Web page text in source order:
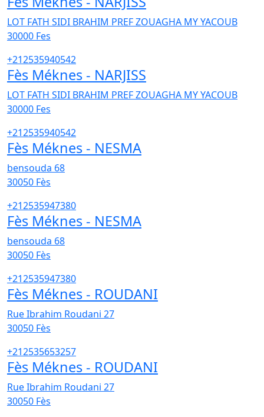
LOT FATH SIDI BRAHIM PREF ZOUAGHA MY YACOUB
30000 Fes
+212535940542
Fès Méknes - NARJISS
LOT FATH SIDI BRAHIM PREF ZOUAGHA MY YACOUB
30000 Fes
+212535940542
Fès Méknes - NESMA
bensouda 68
30050 Fès
+212535947380
Fès Méknes - NESMA
bensouda 68
30050 Fès
+212535947380
Fès Méknes - ROUDANI
Rue Ibrahim Roudani 27
30050 Fès
+212535653257
Fès Méknes - ROUDANI
Rue Ibrahim Roudani 27
30050 Fès